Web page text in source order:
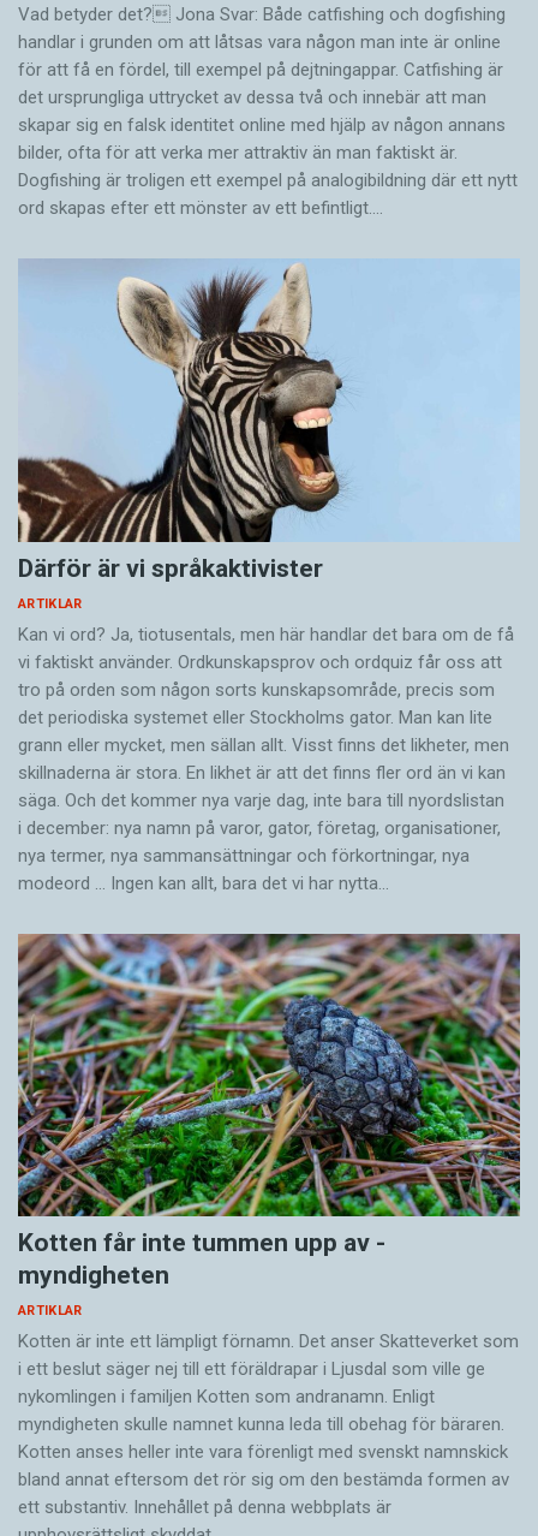
Vad betyder det? Jona Svar: Både catfishing och dogfishing
handlar i grunden om att låtsas vara någon man inte är online
för att få en fördel, till exempel på dejtningappar. Catfishing är
det ursprungliga uttrycket av dessa två och innebär att man
skapar sig en falsk identitet online med hjälp av någon annans
bilder, ofta för att verka mer attraktiv än man faktiskt är.
Dogfishing är troligen ett exempel på analogibildning där ett nytt
ord skapas efter ett mönster av ett befintligt.…
Därför är vi språkaktivister
ARTIKLAR
Kan vi ord? Ja, tiotusentals, men här handlar det bara om de få
vi faktiskt använder. Ordkunskapsprov och ordquiz får oss att
tro på orden som någon sorts kunskapsområde, precis som
det periodiska systemet eller Stockholms gator. Man kan lite
grann eller mycket, men sällan allt. Visst finns det likheter, men
skillnaderna är stora. En likhet är att det finns fler ord än vi kan
säga. Och det kommer nya varje dag, inte bara till nyordslistan
i december: nya namn på varor, gator, företag, organisationer,
nya termer, nya samman­sättningar och förkortningar, nya
modeord … Ingen kan allt, bara det vi har nytta…
Kotten får inte tummen upp av ­
myndigheten
ARTIKLAR
Kotten är inte ett lämpligt förnamn. Det anser Skatte­verket som
i ett beslut säger nej till ett föräldra­par i Ljusdal som ville ge
nykomlingen i familjen Kotten som andranamn. Enligt
myndigheten skulle namnet kunna leda till obehag för bäraren.
Kotten anses heller inte vara förenligt med svenskt namnskick
bland annat eftersom det rör sig om den bestämda formen av
ett substantiv. Innehållet på denna webbplats är